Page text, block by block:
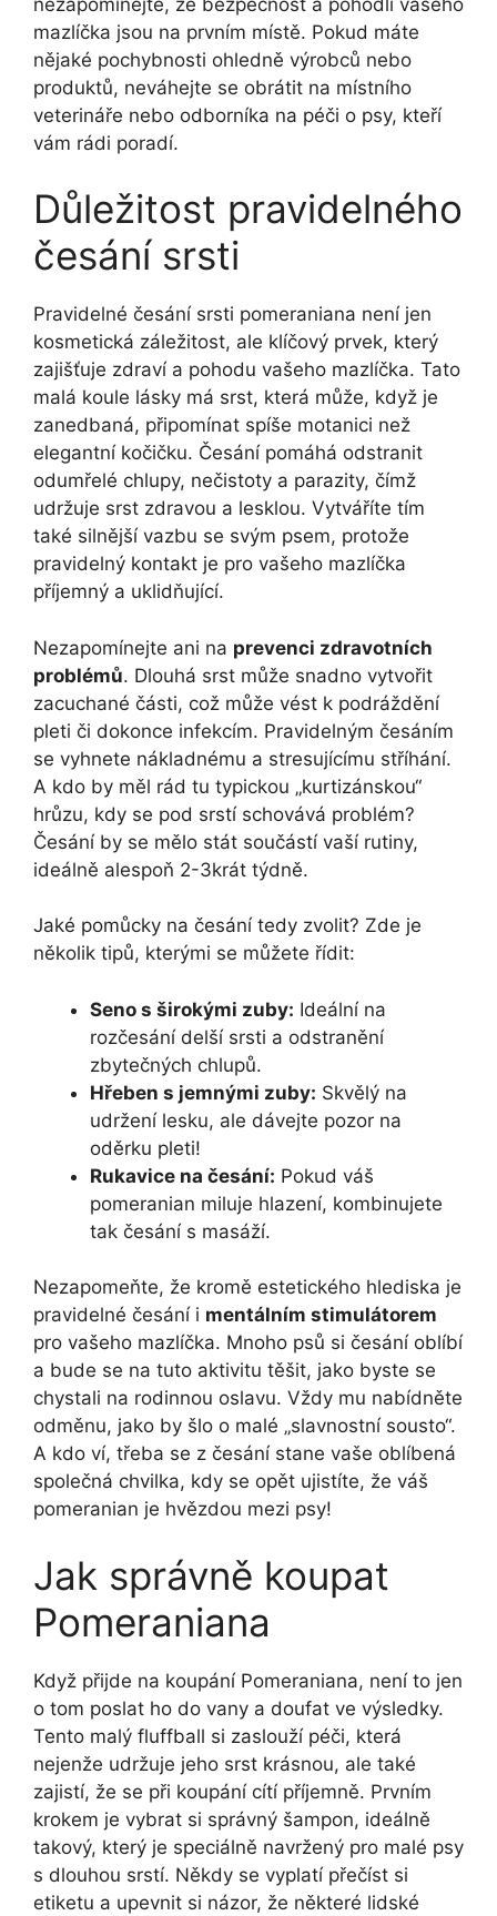
mazlíčka jsou na prvním místě. Pokud máte
nějaké pochybnosti ohledně výrobců nebo
produktů, neváhejte se obrátit na místního
veterináře nebo odborníka na péči o psy, kteří
vám rádi poradí.
Důležitost pravidelného
česání srsti
Pravidelné česání srsti pomeraniana není jen
kosmetická záležitost, ale klíčový prvek, který
zajišťuje zdraví a pohodu vašeho mazlíčka. Tato
malá koule lásky má srst, která může, když je
zanedbaná, připomínat spíše motanici než
elegantní kočičku. Česání pomáhá odstranit
odumřelé chlupy, nečistoty a parazity, čímž
udržuje srst zdravou a lesklou. Vytváříte tím
také silnější vazbu se svým psem, protože
pravidelný kontakt je pro vašeho mazlíčka
příjemný a uklidňující.
Nezapomínejte ani na prevenci zdravotních
problémů. Dlouhá srst může snadno vytvořit
zacuchané části, což může vést k podráždění
pleti či dokonce infekcím. Pravidelným česáním
se vyhnete nákladnému a stresujícímu stříhání.
A kdo by měl rád tu typickou „kurtizánskou“
hrůzu, kdy se pod srstí schovává problém?
Česání by se mělo stát součástí vaší rutiny,
ideálně alespoň 2-3krát týdně.
Jaké pomůcky na česání tedy zvolit? Zde je
několik tipů, kterými se můžete řídit:
Seno s širokými zuby: Ideální na
rozčesání delší srsti a odstranění
zbytečných chlupů.
Hřeben s jemnými zuby: Skvělý na
udržení lesku, ale dávejte pozor na
oděrku pleti!
Rukavice na česání: Pokud váš
pomeranian miluje hlazení, kombinujete
tak česání s masáží.
Nezapomeňte, že kromě estetického hlediska je
pravidelné česání i mentálním stimulátorem
pro vašeho mazlíčka. Mnoho psů si česání oblíbí
a bude se na tuto aktivitu těšit, jako byste se
chystali na rodinnou oslavu. Vždy mu nabídněte
odměnu, jako by šlo o malé „slavnostní sousto“.
A kdo ví, třeba se z česání stane vaše oblíbená
společná chvilka, kdy se opět ujistíte, že váš
pomeranian je hvězdou mezi psy!
Jak správně koupat
Pomeraniana
Když přijde na koupání Pomeraniana, není to jen
o tom poslat ho do vany a doufat ve výsledky.
Tento malý fluffball si zaslouží péči, která
nejenže udržuje jeho srst krásnou, ale také
zajistí, že se při koupání cítí příjemně. Prvním
krokem je vybrat si správný šampon, ideálně
takový, který je speciálně navržený pro malé psy
s dlouhou srstí. Někdy se vyplatí přečíst si
etiketu a upevnit si názor, že některé lidské